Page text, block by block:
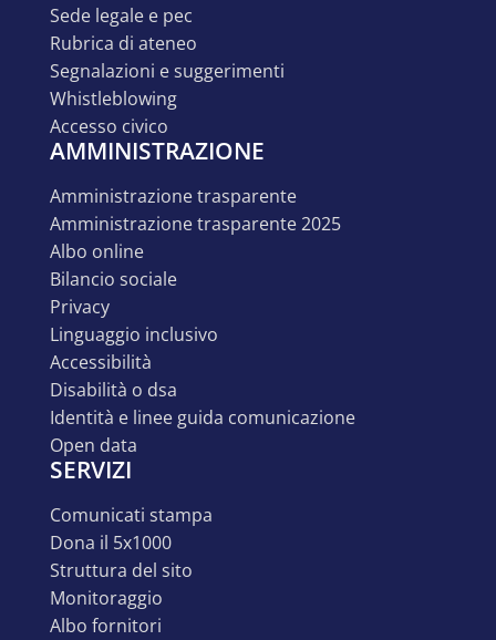
sede legale e pec
rubrica di ateneo
segnalazioni e suggerimenti
whistleblowing
accesso civico
AMMINISTRAZIONE
amministrazione trasparente
amministrazione trasparente 2025
albo online
bilancio sociale
privacy
linguaggio inclusivo
accessibilità
disabilità o dsa
identità e linee guida comunicazione
open data
SERVIZI
comunicati stampa
dona il 5x1000
struttura del sito
monitoraggio
albo fornitori